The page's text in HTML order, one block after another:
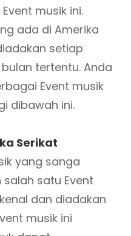
musik ini.
ada di Amerika
setiap
tertentu. Anda
Event musik
dibawah ini.
Serikat
yang sanga
satu Event
dan diadakan
musik ini